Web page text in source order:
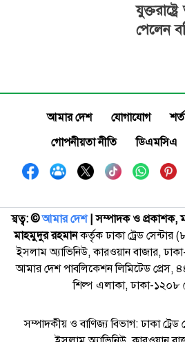
পেলেন
আমার দেশ যোগাযোগ
গোপনীয়তা নীতি
ডিএমসিএ
স্বত্ব: ©️আমার দেশ| সম্পাদক ও প্রকাশক,
মাহমুদুর রহমানকর্তৃক ঢাকা ট্রেড
ইসলাম অ্যাভিনিউ, কারওয়ান বাজার,
আমার দেশ পাবলিকেশন লিমিটেড প্রেস,
শিল্প এলাকা, ঢাকা-১২০৮
সম্পাদকীয় ও বাণিজ্য বিভাগ: ঢাকা